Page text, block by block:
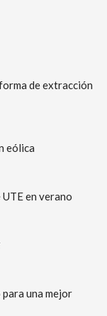
de extracción
eólica
en verano
una mejor